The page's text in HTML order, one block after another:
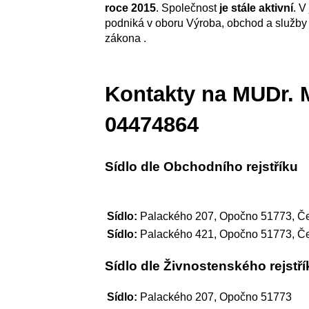
roce 2015. Společnost je stále aktivní.
podniká v oboru Výroba, obchod a
zákona .
Kontakty na MUDr.
04474864
Sídlo dle Obchodního rejstříku
Sídlo: Palackého 207, Opočno 51773,
Sídlo: Palackého 421, Opočno 51773,
Sídlo dle Živnostenského
Sídlo: Palackého 207, Opočno 51773